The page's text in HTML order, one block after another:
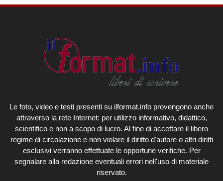
Le foto, video e testi presenti su ilformat.info provengono anche
attraverso la rete Internet: per utilizzo informativo, didattico,
scientifico e non a scopo di lucro. Al fine di accettare il libero
regime di circolazione e non violare il diritto d'autore o altri diritti
esclusivi verranno effettuate le opportune verifiche. Per
segnalare alla redazione eventuali errori nell'uso di materiale
riservato.